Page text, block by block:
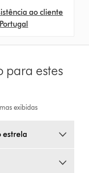
ao cliente
para estes
exibidas
estrela